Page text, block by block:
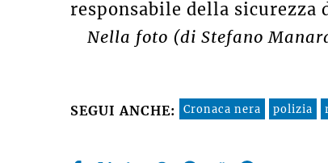
responsabile della sicurezza
Nella foto (di Stefano
SEGUI ANCHE: Cronaca nera polizia